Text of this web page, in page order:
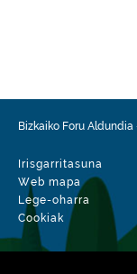
Mota
Ingurune natural
Datu-
2026-07-07
Bizkaiko Foru Aldundia
Irisgarritasuna
Web mapa
Lege-oharra
Cookiak